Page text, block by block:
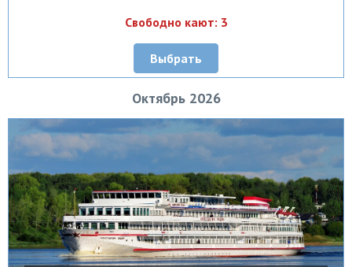
Свободно кают: 3
Выбрать
Октябрь 2026